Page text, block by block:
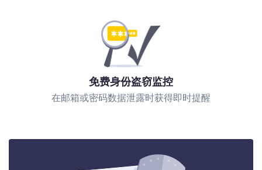
免费身份盗窃监控
在邮箱或密码数据泄露时获得即时提醒